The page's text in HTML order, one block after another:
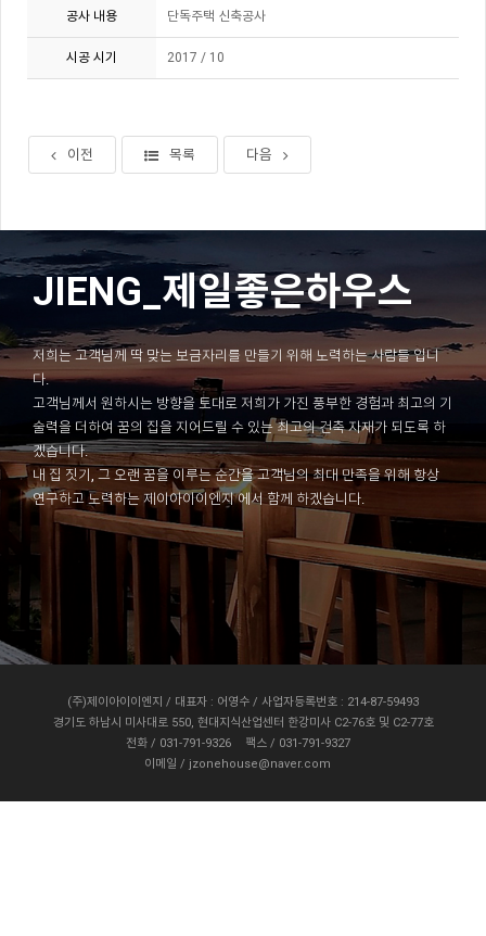
공사 내용 단독주택 신축공사
시공 시기 2017 / 10
이전 목록 다음
JIENG_제일좋은하우스
저희는 고객님께 딱 맞는 보금자리를 만들기 위해 노력하는 사람들 입니
다.
고객님께서 원하시는 방향을 토대로 저희가 가진 풍부한 경험과 최고의 기
술력을 더하여 꿈의 집을 지어드릴 수 있는 최고의 건축 자재가 되도록 하
겠습니다.
내 집 짓기, 그 오랜 꿈을 이루는 순간을 고객님의 최대 만족을 위해 항상
연구하고 노력하는 제이아이이엔지 에서 함께 하겠습니다.
(주)제이아이이엔지 / 대표자 : 어영수 / 사업자등록번호 : 214-87-59493
경기도 하남시 미사대로 550, 현대지식산업센터 한강미사 C2-76호 및 C2-77호
전화 / 031-791-9326
팩스 / 031-791-9327
이메일 / jzonehouse@naver.com